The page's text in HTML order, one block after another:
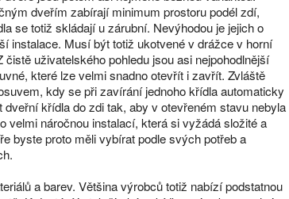
dveřím zabírají minimum prostoru podél zdí,
se totiž skládají u zárubní. Nevýhodou je jejich o
instalace. Musí být totiž ukotvené v drážce v horní
čistě uživatelského pohledu jsou asi nejpohodlnější
které lze velmi snadno otevřít i zavřít. Zvláště
kdy se při zavírání jednoho křídla automaticky
křídla do zdi tak, aby v otevřeném stavu nebyla
velmi náročnou instalací, která si vyžádá složité a
byste proto měli vybírat podle svých potřeb a
a barev. Většina výrobců totiž nabízí podstatnou